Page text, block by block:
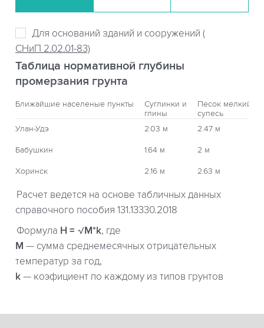
Для оснований зданий и сооружений (
СНиП 2.02.01-83)
Таблица нормативной глубины
промерзания грунта
Ближайшие населеные пункты
Суглинки и
глины
Песок мелкий,
супесь
Улан-Удэ
2.03 м 2.47 м
Бабушкин 1.64 м 2 м
Хоринск 2.16 м 2.63 м
Расчет ведется на основе табличных данных
справочного пособия 131.13330.2018
Формула H = √M*k, где
М — сумма среднемесячных отрицательных
температур за год,
k — коэфициент по каждому из типов грунтов